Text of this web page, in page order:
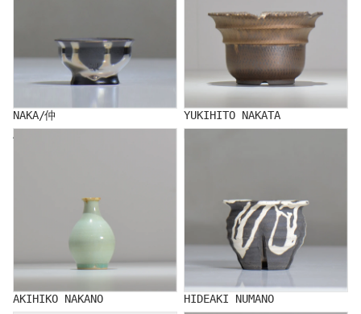
NAKA/仲
YUKIHITO NAKATA
AKIHIKO NAKANO
AKIHIKO NAKANO
HIDEAKI NUMANO